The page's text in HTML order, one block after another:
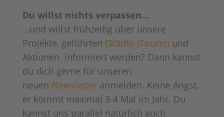
Du willst nichts verpassen…
…und willst frühzeitig über unsere
Projekte, geführten (Städte-)Touren und
Aktionen informiert werden? Dann kannst
du dich gerne für unseren
neuen Newsletteranmelden. Keine Angst,
er kommt maximal 3-4 Mal im Jahr. Du
kannst uns parallel natürlich auch